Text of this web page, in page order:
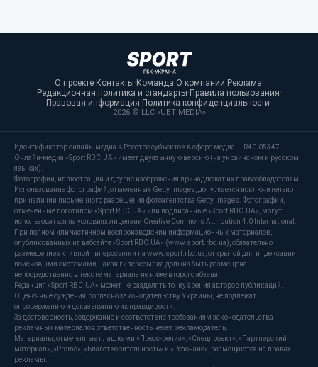
О проекте· Контакты· Команда·О компании· Реклама·
Редакционная политика и стандарты· Правила пользования·
Правовая информация· Политика конфиденциальности·
2026 © LLC «UBT MEDIA»
Идентификатор онлайн-медиа в Реестре субъектов в сфере медиа — R40-05347
Онлайн-медиа «Sport RBC.UA» имеет двуязычную версию (на украинском и русском
языках).
Фотографии, иллюстрации и другие изображения принадлежат их правообладателям.
Использование фотографий, отмеченных Getty Images, допускается исключительно
при наличии письменного разрешения фотоагентства Getty Images. Фотографии,
отмеченные логотипом «Sport RBC.UA» или подписанные «Sport RBC.UA», могут
использоваться на условиях лицензии Creative Commons Attribution 4.0 International.
При полном или частичном воспроизведении информационных материалов,
опубликованных на вебсайте «Sport RBC.UA» (www.sport.rbc.ua), обязательно
размещение активной гиперссылки на www.sport.rbc.ua, открытой для индексации
поисковыми системами. Такая гиперссылка должна быть размещена
непосредственно в тексте материала не ниже второго абзаца.
Редакция «Sport RBC.UA» может не разделять точку зрения авторов публикаций.
Оценочные суждения, согласно законодательству Украины, не подлежат
опровержению и доказыванию их правдивости.
За достоверность, содержание и соответствие требованиям законодательства
рекламных материалов ответственность несет рекламодатель.
Материалы, отмеченные плашками «Пресс-релиз», «Спецпроект», «Партнерский
материал», «Promo», «Благотворительность» и «Резонанс», размещаются на правах
рекламы.